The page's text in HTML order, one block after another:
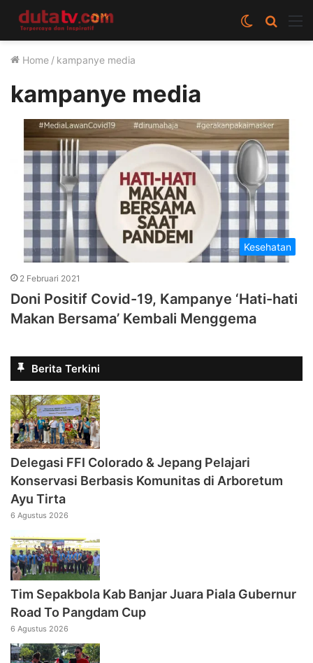
Cari
berita
Switch
skin
Home / kampanye media
kampanye media
Kesehatan
2 Februari 2021
Doni Positif Covid-19, Kampanye ‘Hati-hati
Makan Bersama’ Kembali Menggema
Berita Terkini
Delegasi FFI Colorado & Jepang Pelajari
Konservasi Berbasis Komunitas di Arboretum
Ayu Tirta
6 Agustus 2026
Tim Sepakbola Kab Banjar Juara Piala Gubernur
Road To Pangdam Cup
6 Agustus 2026